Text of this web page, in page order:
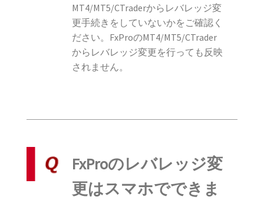
MT4/MT5/CTraderからレバレッジ変
更手続きをしていないかをご確認く
ださい。FxProのMT4/MT5/CTrader
からレバレッジ変更を行っても反映
されません。
FxProのレバレッジ変
更はスマホでできま